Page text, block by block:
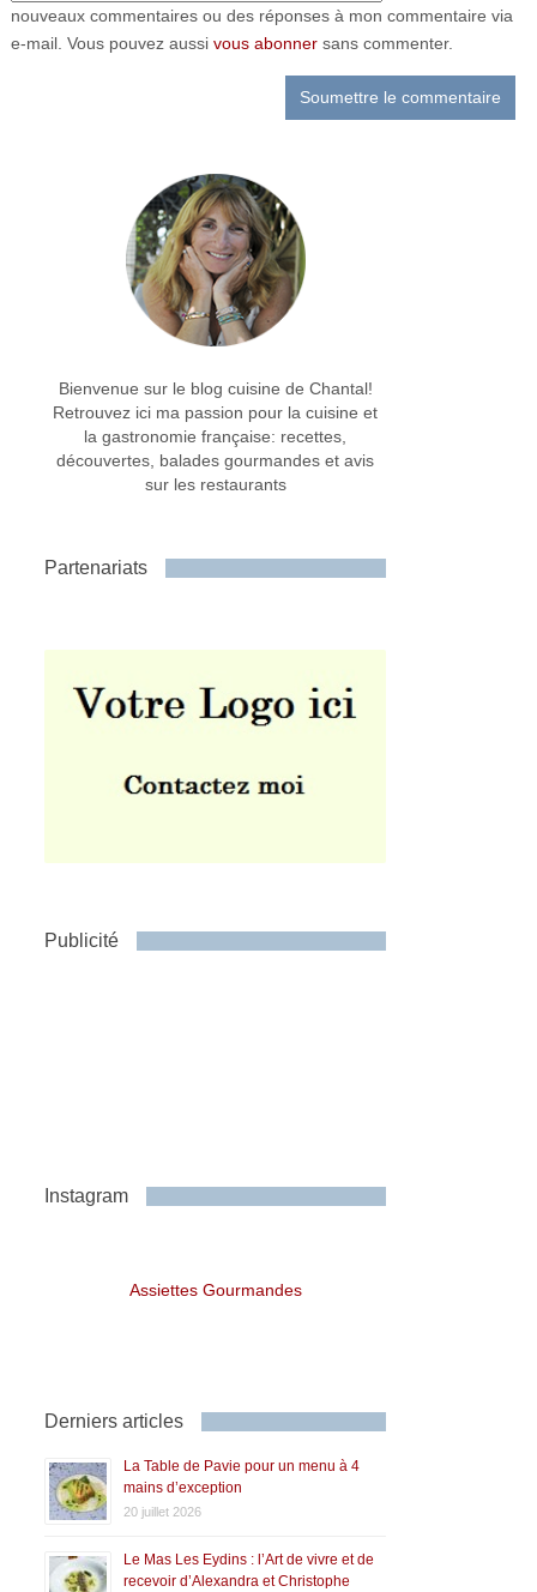
nouveaux commentaires ou des réponses à mon commentaire via
e-mail. Vous pouvez aussi vous abonnersans commenter.
Bienvenue sur le blog cuisine de Chantal!
Retrouvez ici ma passion pour la cuisine et
la gastronomie française: recettes,
découvertes, balades gourmandes et avis
sur les restaurants
Partenariats
Publicité
Instagram
Assiettes Gourmandes
Derniers articles
La Table de Pavie pour un menu à 4
mains d’exception
20 juillet 2026
Le Mas Les Eydins : l’Art de vivre et de
recevoir d’Alexandra et Christophe